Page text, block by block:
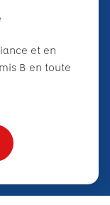
et en
B en toute